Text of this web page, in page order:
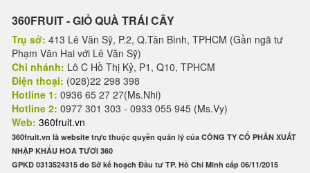
360FRUIT - GIỎ QUÀ TRÁI CÂY
Trụ sở: 413 Lê Văn Sỹ, P.2, Q.Tân Bình, TPHCM (Gần ngã tư
Phạm Văn Hai với Lê Văn Sỹ)
Chi nhánh: Lô C Hồ Thị Kỷ, P1, Q10, TPHCM
Điện thoại: (028)22 298 398
Hotline 1: 0936 65 27 27(Ms.Nhi)
Hotline 2: 0977 301 303 - 0933 055 945 (Ms.Vy)
Web: 360fruit.vn
360fruit.vn là website trực thuộc quyền quản lý của CÔNG TY CỔ PHẦN XUẤT
NHẬP KHẨU HOA TƯƠI 360
GPKD 0313524315 do Sở kế hoạch Đầu tư TP. Hồ Chí Minh cấp 06/11/2015